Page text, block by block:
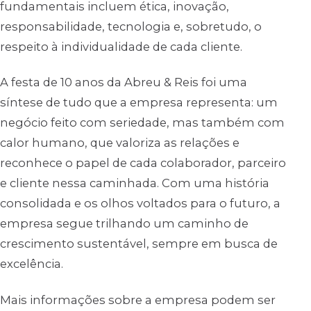
fundamentais incluem ética, inovação,
responsabilidade, tecnologia e, sobretudo, o
respeito à individualidade de cada cliente.
A festa de 10 anos da Abreu & Reis foi uma
síntese de tudo que a empresa representa: um
negócio feito com seriedade, mas também com
calor humano, que valoriza as relações e
reconhece o papel de cada colaborador, parceiro
e cliente nessa caminhada. Com uma história
consolidada e os olhos voltados para o futuro, a
empresa segue trilhando um caminho de
crescimento sustentável, sempre em busca de
excelência.
Mais informações sobre a empresa podem ser